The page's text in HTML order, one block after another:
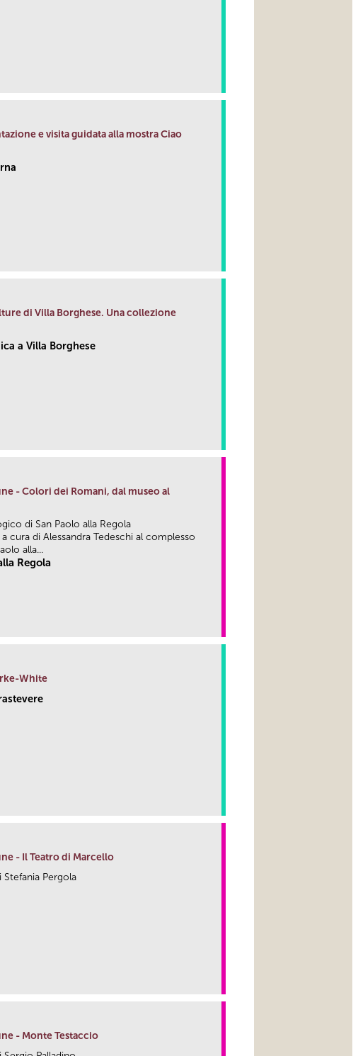
e visita guidata alla mostra Ciao
di Villa Borghese. Una collezione
a Villa Borghese
- Colori dei Romani, dal museo al
di San Paolo alla Regola
cura di Alessandra Tedeschi al complesso
alla...
Regola
White
- Il Teatro di Marcello
Stefania Pergola
- Monte Testaccio